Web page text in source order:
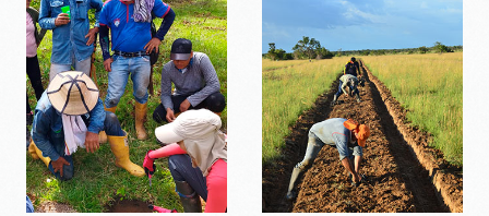
NOTICIAS
WCS VISUAL
PUBLICACIONES
ALIADOS Y ALIANZAS